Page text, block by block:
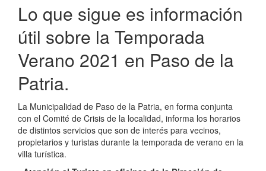
Lo que sigue es información
útil sobre la Temporada
Verano 2021 en Paso de la
Patria.
La Municipalidad de Paso de la Patria, en forma conjunta
con el Comité de Crisis de la localidad, informa los horarios
de distintos servicios que son de interés para vecinos,
propietarios y turistas durante la temporada de verano en la
villa turística.